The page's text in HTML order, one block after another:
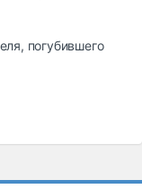
погубившего